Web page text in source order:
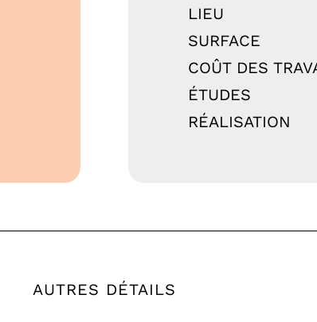
LIEU
SURFACE
COÛT DES
ÉTUDES
RÉALISATION
AUTRES DÉTAILS